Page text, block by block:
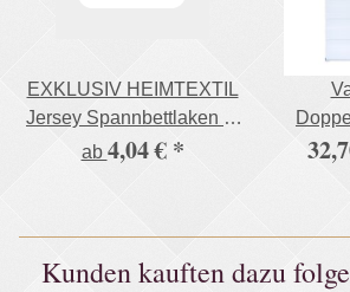
EXKLUSIV HEIMTEXTIL
Jersey Spannbettlaken in
vielen Farben 100%
ab 4,04 € *
mit
Kunden kauften dazu